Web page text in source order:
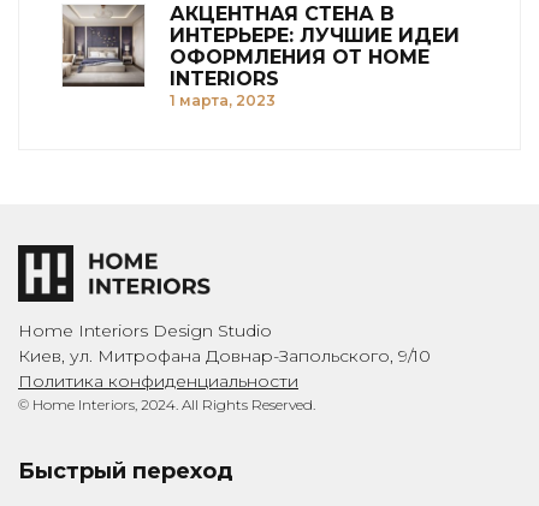
АКЦЕНТНАЯ СТЕНА В
ИНТЕРЬЕРЕ: ЛУЧШИЕ ИДЕИ
ОФОРМЛЕНИЯ ОТ HOME
INTERIORS
1 марта, 2023
Home Interiors Design Studio
Киев, ул. Митрофана Довнар-Запольского, 9/10
Политика конфиденциальности
© Home Interiors, 2024. All Rights Reserved.
Быстрый переход